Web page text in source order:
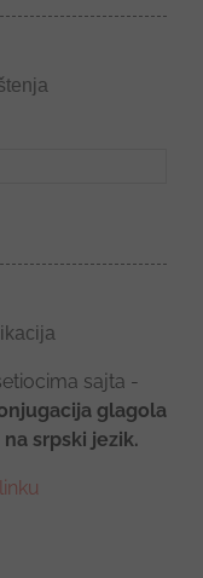
sajta -
glagola
srpski jezik.